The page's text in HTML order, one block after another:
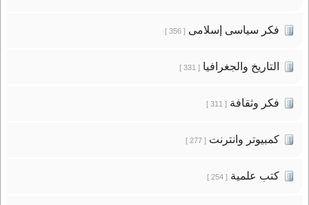
فكر سياسى إسلامى[ 356 ]
التاريخ والجغرافيا[ 331 ]
فكر وثقافة[ 311 ]
كمبيوتر وانترنت[ 277 ]
كتب علمية[ 254 ]